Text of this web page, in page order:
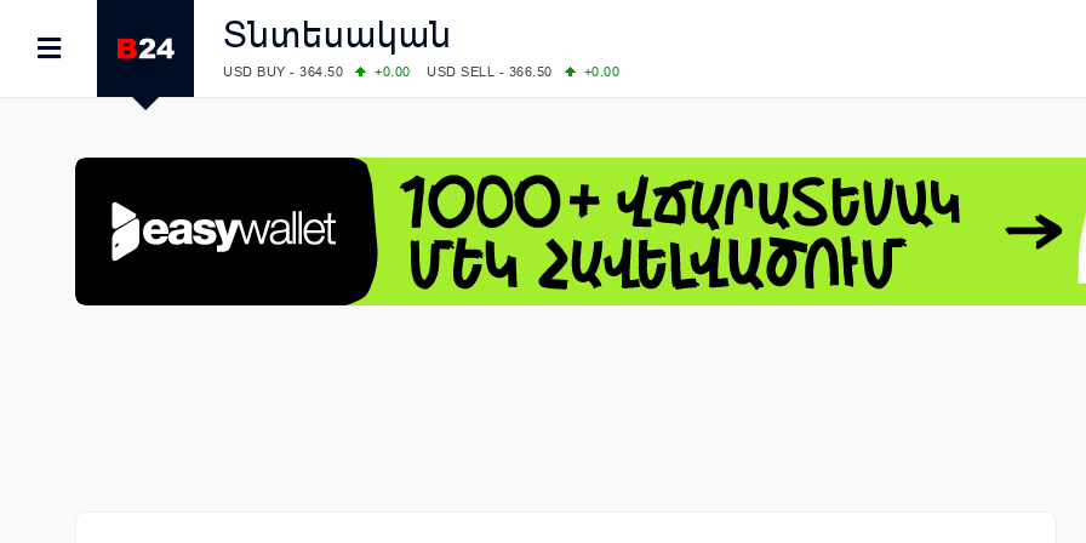
Տնտեսական
USD BUY - 364.50 +0.00 USD SELL - 366.50
+0.00
COMEX: PLATINUM - 1759.60
LME: ALUMINIUM - 3184.00
-0.27 COPPER - 13791.00
-0.12
LME: NICKEL - 17249.00
+0.09 TIN - 55268.00
+2.50
LME: LEAD - 1877.50
-1.00 ZINC - 3643.00
+1.43
FOREX: USD/JPY - 157.76
-0.39 EUR/GBP - 1.1558
+0.32
FOREX: EUR/USD - 1.1558
+0.32 GBP/USD - 1.3488
+0.30